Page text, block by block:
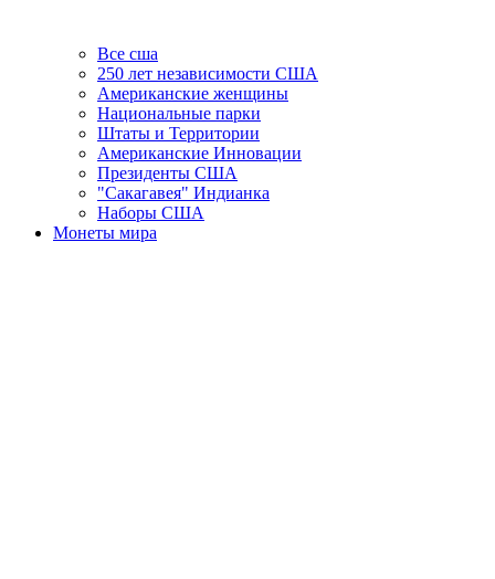
Все сша
250 лет независимости США
Американские женщины
Национальные парки
Штаты и Территории
Американские Инновации
Президенты США
"Сакагавея" Индианка
Наборы США
Монеты мира